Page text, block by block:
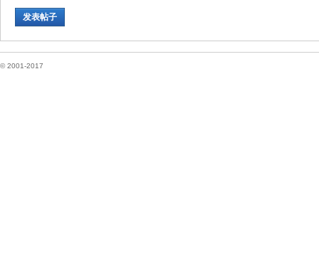
发表帖子
© 2001-2017